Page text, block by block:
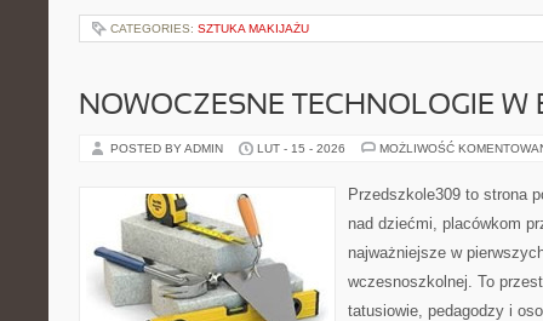
CATEGORIES: SZTUKA MAKIJAŻU
NOWOCZESNE TECHNOLOGIE W
POSTED BY ADMIN LUT - 15 - 2026 MOŻLIWOŚĆ
Przedszkole309 to strona
nad dziećmi, placówkom
najważniejsze w
wczesnoszkolnej. To
tatusiowie, pedagodzy i